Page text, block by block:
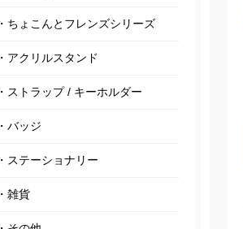
・ちょこんとフレンズシリーズ
・アクリルスタンド
・ストラップ / キーホルダー
・バッジ
・ステーショナリー
・雑貨